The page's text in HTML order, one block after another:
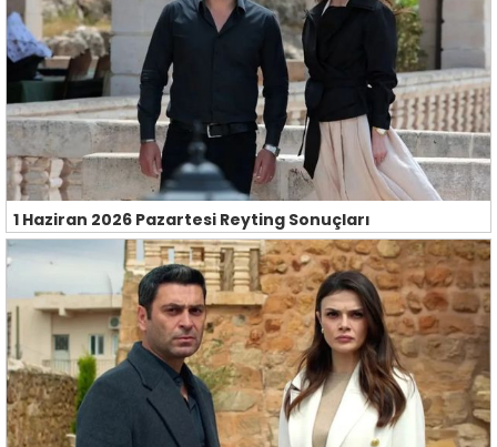
1 Haziran 2026 Pazartesi Reyting Sonuçları